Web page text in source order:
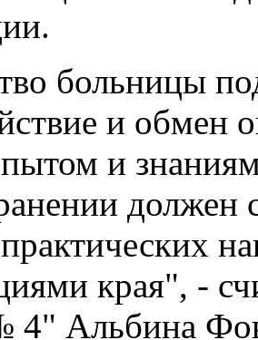
больницы
и обмен
и
должен
края", -
Альбина